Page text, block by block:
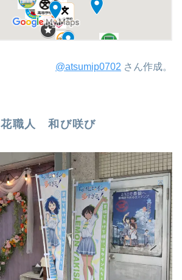
@atsumip0702 さん作成。
花職人 和び咲び